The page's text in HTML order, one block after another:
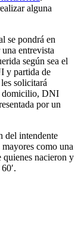
alguna
se pondrá en
entrevista
según sea el
y partida de
solicitará
domicilio, DNI
por un
del intendente
como una
nacieron y